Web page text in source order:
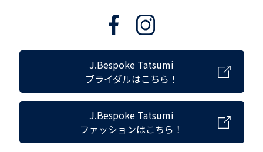
J.Bespoke Tatsumi
ブライダルはこちら！
J.Bespoke Tatsumi
ファッションはこちら！